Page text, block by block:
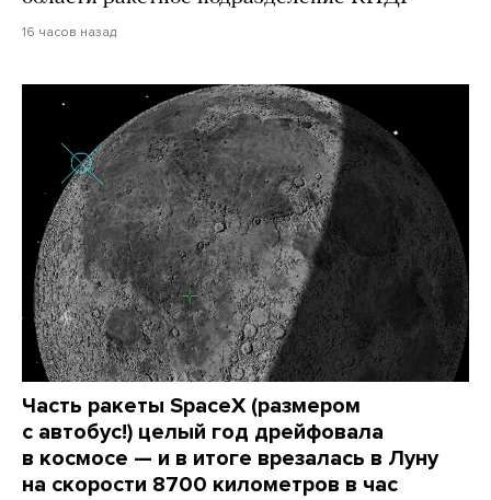
16 часов назад
Часть ракеты SpaceX (размером
с автобус!) целый год дрейфовала
в космосе — и в итоге врезалась в Луну
на скорости 8700 километров в час